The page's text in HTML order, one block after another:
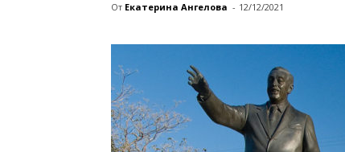
хапки
с
От Екатерина Ангелова - 12/12/2021